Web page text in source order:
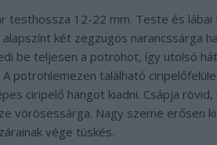
12-22 mm. Teste és lábai
két zegzugos narancssárga
be teljesen a potrohot, így utolsó
potrohlemezen található
ciripelő hangot kiadni. Csápja rövid,
vörösessárga. Nagy szeme erősen
vége tüskés.